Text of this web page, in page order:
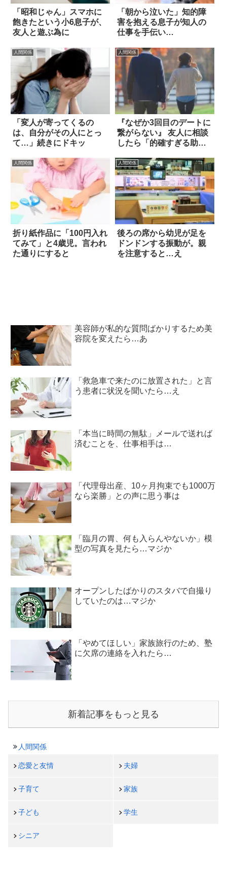
「昭和じゃん」スマホに
飽きたという小6息子が、
友人と遊ぶ為に
「朝から泣いた」知的障
害を抱える息子が知人の
仕事を手伝い…
人間関係
「変人が寄ってくるの
は、自分がその人にとっ
て…」続きにドキッ
人間関係
『なぜか3回目のデートに
繋がらない』 友人に相談
したら「的確すぎる助
人間関係
折り紙作品に「100円入れ
てみて」と4歳児。言われ
た通りにすると
人間関係
後ろの席から幼児が足を
ドンドンする振動が。親
を注意すると…え
美容師が私的な質問ばかりするため美
容院を変えたら…あ
「救急車で来たのに放置された」と言
う患者に状況を聞いたら…え
「本当に時間の無駄」メールで送れば
済むことを、仕事相手は…
「代理母出産、10ヶ月拘束でも1000万
なら楽勝」との声に思う事は
「臨月の胃、何も入らんやないか」模
型の写真を見たら…マジか
オープンしたばかりのスタバで自撮り
していたのは…マジか
「やめてほしい」家族旅行のため、塾
に欠席の連絡を入れたら…
新着記事をもっと見る
人間関係
恋愛と友情 夫婦
子育て 家族
子ども 学生
シニア